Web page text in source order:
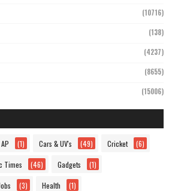
(10716)
(138)
(4237)
(8655)
(15006)
AP (1) Cars & UV's (49) Cricket (6)
Times (46) Gadgets (1)
(3) Health (1)